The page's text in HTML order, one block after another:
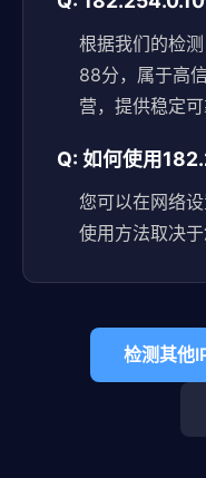
根据我们的检
88分，属于高
营，提供稳定可
Q: 如何使用
您可以在网络
使用方法取决
检测其他